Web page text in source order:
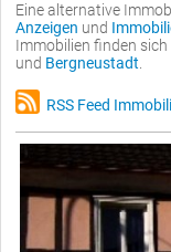
Eine alternative
Anzeigen und
Immobilien finden
und Bergneustadt
RSS Feed